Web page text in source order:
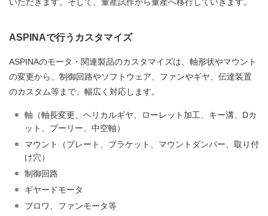
ASPINAで行うカスタマイズ
ASPINAのモータ・関連製品のカスタマイズは、軸形状やマウント
の変更から、制御回路やソフトウェア、ファンやギヤ、伝達装置
のカスタム等まで、幅広く対応します。
軸（軸長変更、ヘリカルギヤ、ローレット加工、キー溝、Dカ
ット、プーリー、中空軸）
マウント（プレート、ブラケット、マウントダンパー、取り付
け穴）
制御回路
ギヤードモータ
ブロワ、ファンモータ等